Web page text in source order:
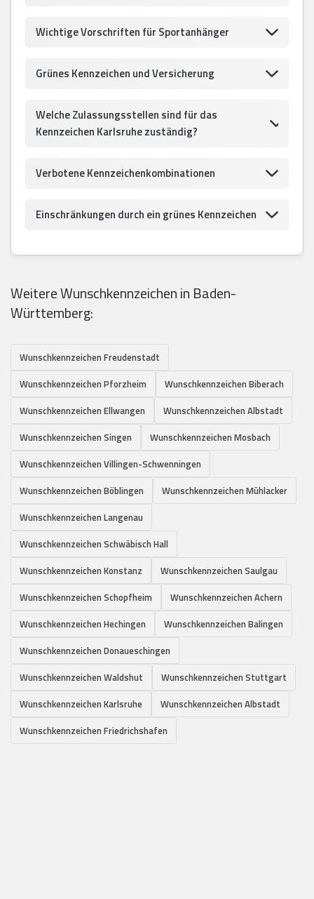
Wichtige Vorschriften für Sportanhänger
Grünes Kennzeichen und Versicherung
Welche Zulassungsstellen sind für das
Kennzeichen Karlsruhe zuständig?
Verbotene Kennzeichenkombinationen
Einschränkungen durch ein grünes Kennzeichen
Weitere Wunschkennzeichen in Baden-
Württemberg:
Wunschkennzeichen Freudenstadt
Wunschkennzeichen Pforzheim
Wunschkennzeichen Biberach
Wunschkennzeichen Ellwangen
Wunschkennzeichen Albstadt
Wunschkennzeichen Singen
Wunschkennzeichen Mosbach
Wunschkennzeichen Villingen-Schwenningen
Wunschkennzeichen Böblingen
Wunschkennzeichen Mühlacker
Wunschkennzeichen Langenau
Wunschkennzeichen Schwäbisch Hall
Wunschkennzeichen Konstanz
Wunschkennzeichen Saulgau
Wunschkennzeichen Schopfheim
Wunschkennzeichen Achern
Wunschkennzeichen Hechingen
Wunschkennzeichen Balingen
Wunschkennzeichen Donaueschingen
Wunschkennzeichen Waldshut
Wunschkennzeichen Stuttgart
Wunschkennzeichen Karlsruhe
Wunschkennzeichen Albstadt
Wunschkennzeichen Friedrichshafen